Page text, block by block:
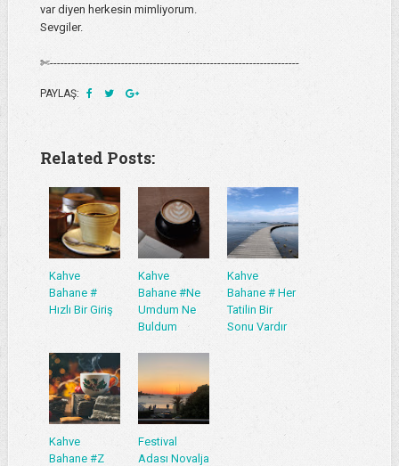
var diyen herkesin mimliyorum.
Sevgiler.
✄----------------------------------------------------------------------
PAYLAŞ:
Related Posts:
Kahve
Bahane #
Hızlı Bir Giriş
Kahve
Bahane #Ne
Umdum Ne
Buldum
Kahve
Bahane # Her
Tatilin Bir
Sonu Vardır
Kahve
Bahane #Z
Festival
Adası Novalja